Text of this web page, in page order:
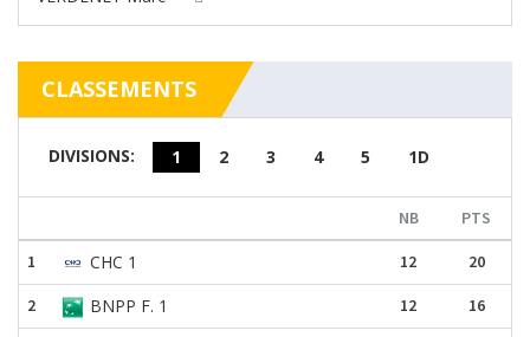
CLASSEMENTS
DIVISIONS: 1 2 3 4 5 1D
NB PTS
1 CHC 1 12 20
2 BNPP F. 1 12 16